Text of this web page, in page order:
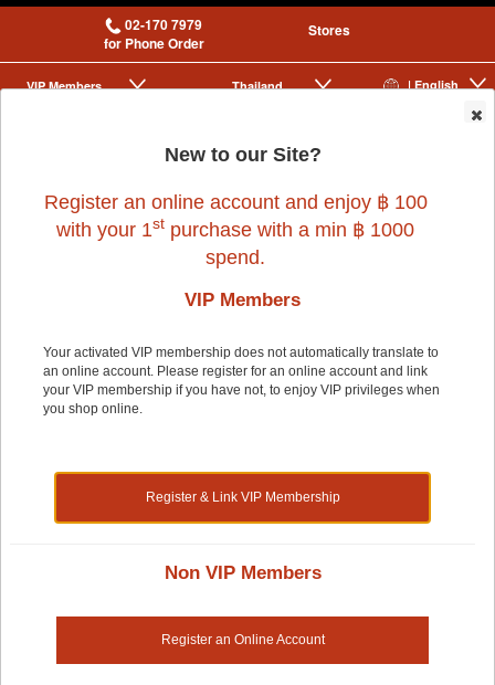
02-170 7979
for Phone Order
Stores
| English
Thailand
VIP Membership
|
New to our Site?
Register an online account and enjoy ฿ 100
with your 1st purchase with a min ฿ 1000
spend.
VIP Members
Your activated VIP membership does not automatically translate to
an online account. Please register for an online account and link
your VIP membership if you have not, to enjoy VIP privileges when
you shop online.
Register & Link VIP Membership
Non VIP Members
Register an Online Account